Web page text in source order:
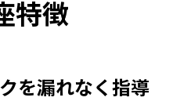
特徴
を漏れなく指導